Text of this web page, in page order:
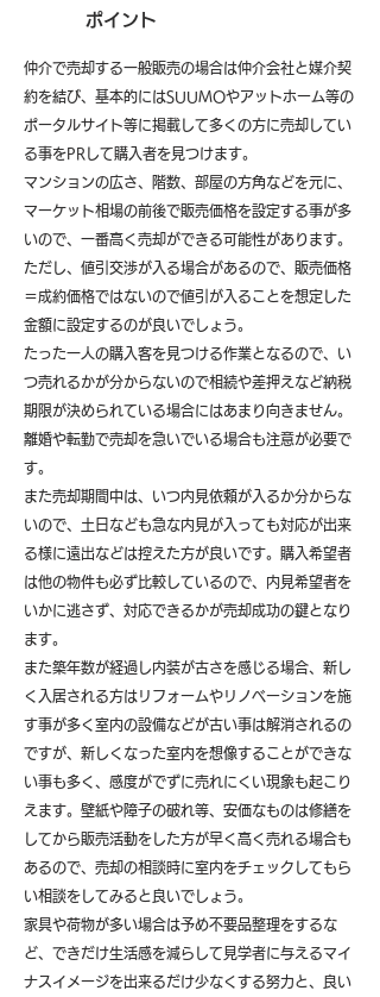
ポイント
仲介で売却する一般販売の場合は仲介会社と媒介契
約を結び、基本的にはSUUMOやアットホーム等の
ポータルサイト等に掲載して多くの方に売却してい
る事をPRして購入者を見つけます。
マンションの広さ、階数、部屋の方角などを元に、
マーケット相場の前後で販売価格を設定する事が多
いので、一番高く売却ができる可能性があります。
ただし、値引交渉が入る場合があるので、販売価格
＝成約価格ではないので値引が入ることを想定した
金額に設定するのが良いでしょう。
たった一人の購入客を見つける作業となるので、い
つ売れるかが分からないので相続や差押えなど納税
期限が決められている場合にはあまり向きません。
離婚や転勤で売却を急いでいる場合も注意が必要で
す。
また売却期間中は、いつ内見依頼が入るか分からな
いので、土日なども急な内見が入っても対応が出来
る様に遠出などは控えた方が良いです。購入希望者
は他の物件も必ず比較しているので、内見希望者を
いかに逃さず、対応できるかが売却成功の鍵となり
ます。
また築年数が経過し内装が古さを感じる場合、新し
く入居される方はリフォームやリノベーションを施
す事が多く室内の設備などが古い事は解消されるの
ですが、新しくなった室内を想像することができな
い事も多く、感度がでずに売れにくい現象も起こり
えます。壁紙や障子の破れ等、安価なものは修繕を
してから販売活動をした方が早く高く売れる場合も
あるので、売却の相談時に室内をチェックしてもら
い相談をしてみると良いでしょう。
​家具や荷物が多い場合は予め不要品整理をするな
ど、できだけ生活感を減らして見学者に与えるマイ
ナスイメージを出来るだけ少なくする努力と、良い